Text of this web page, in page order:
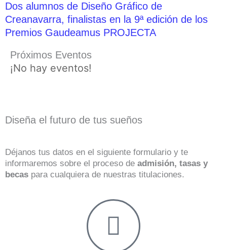
Dos alumnos de Diseño Gráfico de
Creanavarra, finalistas en la 9ª edición de los
Premios Gaudeamus PROJECTA
Próximos Eventos
¡No hay eventos!
Diseña el futuro de tus sueños
Déjanos tus datos en el siguiente formulario y te
informaremos sobre el proceso de admisión, tasas y
becas para cualquiera de nuestras titulaciones.